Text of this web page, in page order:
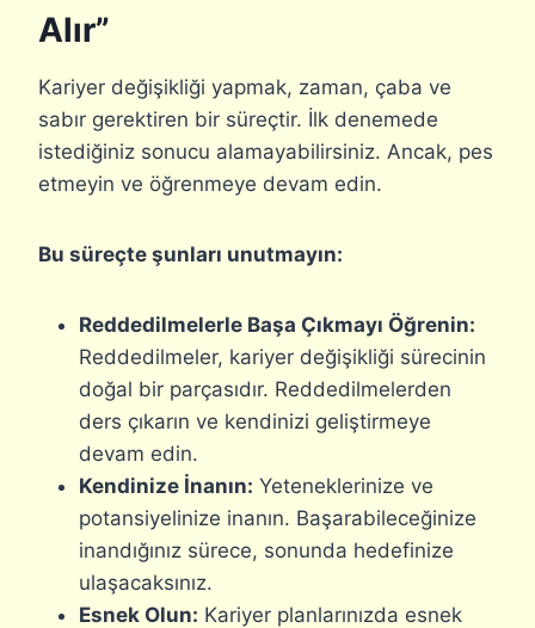
Alır”
Kariyer değişikliği yapmak, zaman, çaba ve
sabır gerektiren bir süreçtir. İlk denemede
istediğiniz sonucu alamayabilirsiniz. Ancak, pes
etmeyin ve öğrenmeye devam edin.
Bu süreçte şunları unutmayın:
Reddedilmelerle Başa Çıkmayı Öğrenin:
Reddedilmeler, kariyer değişikliği sürecinin
doğal bir parçasıdır. Reddedilmelerden
ders çıkarın ve kendinizi geliştirmeye
devam edin.
Kendinize İnanın: Yeteneklerinize ve
potansiyelinize inanın. Başarabileceğinize
inandığınız sürece, sonunda hedefinize
ulaşacaksınız.
Esnek Olun: Kariyer planlarınızda esnek